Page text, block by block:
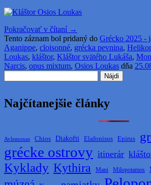
Pokračovať v čítaní →
Tento záznam bol pridaný do Grécko 2025 -
Aganippe, cloisonné, grécka pevnina,
Loukas, kláštor, Kláštor svätého Lukáša,
Narcis, opus mixtum, Osios Loukas dňa
Najčítanejšie články
Avlemonas Chios Diakofti Elafonisos Epirus
grécke ostrovy itinerár
Kyklady Kythira Mani Milopotamos